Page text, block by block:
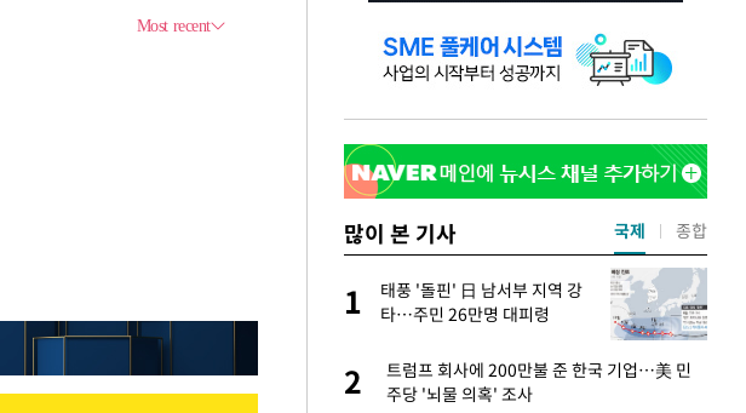
많이 본 기사
외국인 심판 성 접대 7경기 들여다보니…한
국 축구 '5승 2무'
1
태풍 '돌핀' 日 남서부 지역 강
타…주민 26만명 대피령
2
트럼프 회사에 200만불 준 한국 기업…美 민
주당 '뇌물 의혹' 조사
국제 종합